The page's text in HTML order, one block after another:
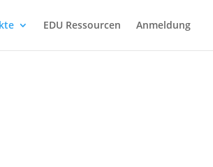
EDU Ressourcen Anmeldung